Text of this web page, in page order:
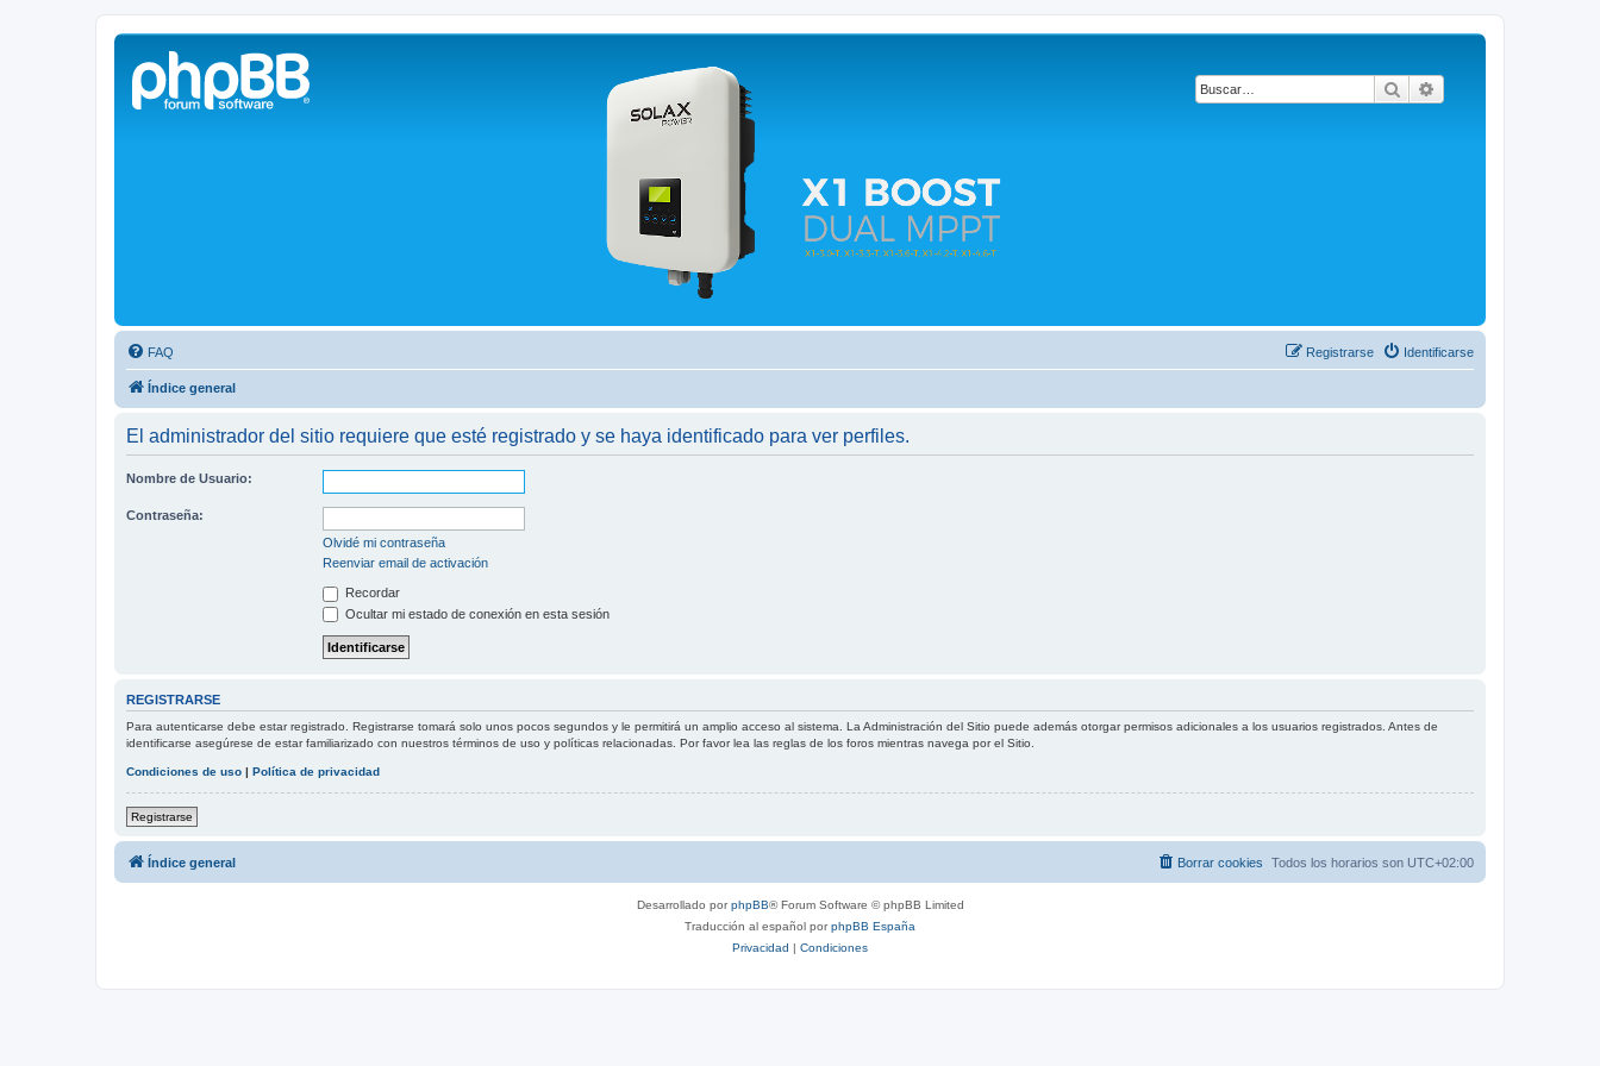
Buscar
Solax FAQ
Lugar para intercambiar dudas sobre inversores solares Solax y temas relacionados.
FAQ Identificarse
Registrarse
Índice general
El administrador del sitio requiere que esté registrado y se haya identificado para ver perfiles.
Nombre de Usuario:
Contraseña:
Olvidé mi contraseña
Reenviar email de activación
Recordar
Ocultar mi estado de conexión en esta sesión
REGISTRARSE
Para autenticarse debe estar registrado. Registrarse tomará solo unos pocos segundos y le permitirá un amplio acceso al sistema. La Administración del Sitio puede además otorgar permisos adicionales a los usuarios registrados. Antes de
identificarse asegúrese de estar familiarizado con nuestros términos de uso y políticas relacionadas. Por favor lea las reglas de los foros mientras navega por el Sitio.
Condiciones de uso | Política de privacidad
Registrarse
Índice general Todos los horarios son UTC+02:00
Borrar cookies
Desarrollado porphpBB® Forum Software © phpBB Limited
Traducción al español porphpBB España
Privacidad | Condiciones